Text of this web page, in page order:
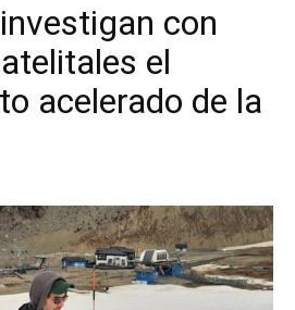
con
el
acelerado de la